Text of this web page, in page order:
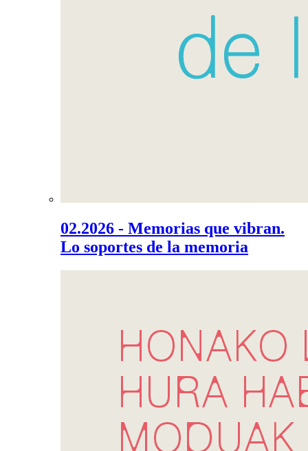
02.2026 - Memorias que vibran.
Lo soportes de la memoria